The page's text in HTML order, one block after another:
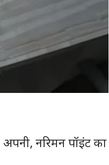
नरिमन पॉइंट का